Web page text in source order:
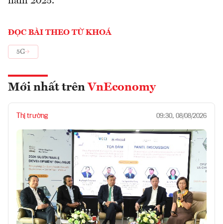
ĐỌC BÀI THEO TỪ KHOÁ
5G
Mới nhất trên VnEconomy
Thị trường 09:30, 08/08/2026